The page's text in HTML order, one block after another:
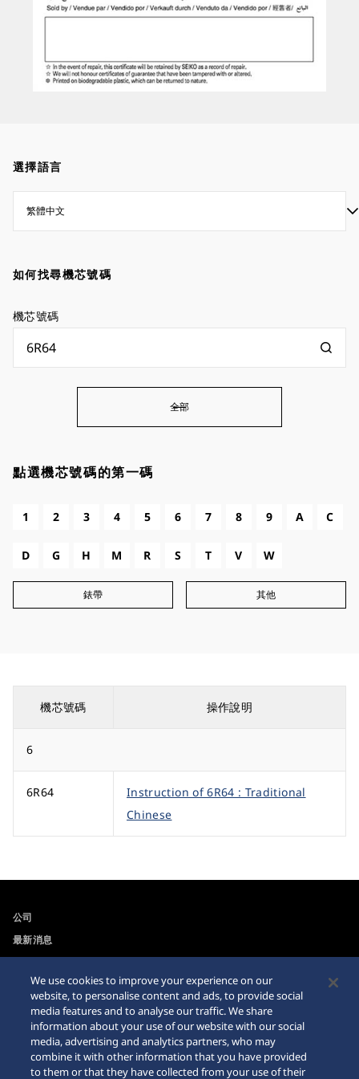
選擇語言
如何找尋機芯號碼
機芯號碼
全部
點選機芯號碼的第一碼
1 2 3 4 5 6 7 8 9 A C
D G H M R S T V W
錶帶 其他
機芯號碼 操作說明
6
6R64
Instruction of 6R64 : Traditional
Chinese
公司
最新消息
可訪問性
網站瀏覽器需求
網購警示
Sitemap
We use cookies to improve your experience on our
website, to personalise content and ads, to provide social
media features and to analyse our traffic. We share
information about your use of our website with our social
media, advertising and analytics partners, who may
combine it with other information that you have provided
to them or that they have collected from your use of their